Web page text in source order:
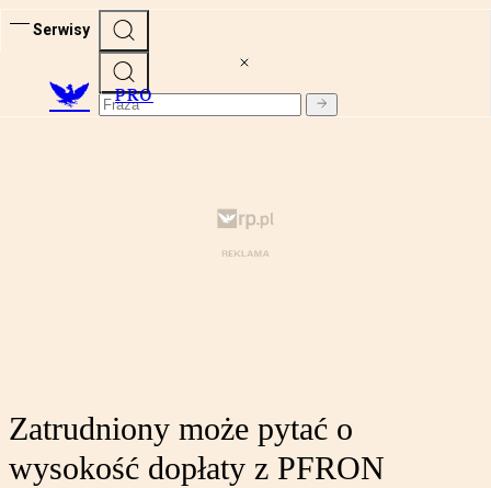
Serwisy
PRO
Zatrudniony może pytać o
wysokość dopłaty z PFRON